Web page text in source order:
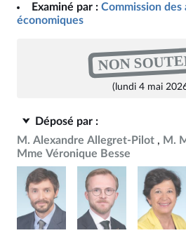
Examiné par : Commission des
économiques
NON
(lundi 4 mai
Déposé par :
M. Alexandre Allegret-Pilot
M.
Mme Véronique Besse